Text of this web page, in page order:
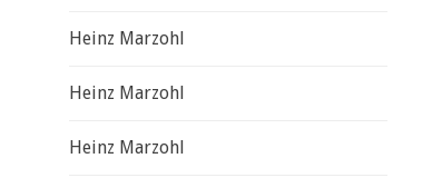
Heinz Marzohl
Heinz Marzohl
Heinz Marzohl